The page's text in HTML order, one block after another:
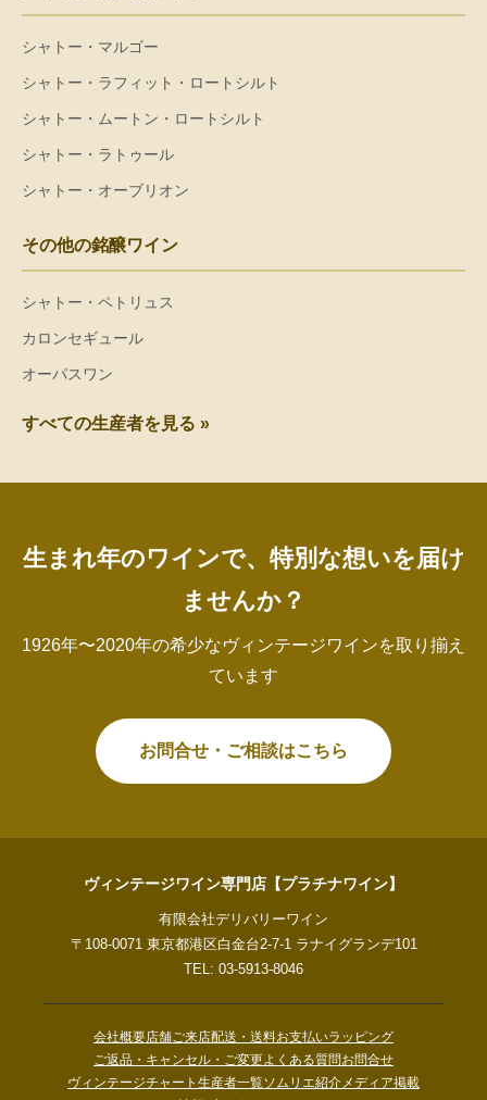
シャトー・マルゴー
シャトー・ラフィット・ロートシルト
シャトー・ムートン・ロートシルト
シャトー・ラトゥール
シャトー・オーブリオン
その他の銘醸ワイン
シャトー・ペトリュス
カロンセギュール
オーパスワン
すべての生産者を見る »
生まれ年のワインで、特別な想いを届け
ませんか？
1926年〜2020年の希少なヴィンテージワインを取り揃え
ています
お問合せ・ご相談はこちら
ヴィンテージワイン専門店【プラチナワイン】
有限会社デリバリーワイン
〒108-0071 東京都港区白金台2-7-1 ラナイグランデ101
TEL: 03-5913-8046
会社概要店舗ご来店配送・送料お支払いラッピング
ご返品・キャンセル・ご変更よくある質問お問合せ
ヴィンテージチャート 生産者一覧ソムリエ紹介メディア掲載